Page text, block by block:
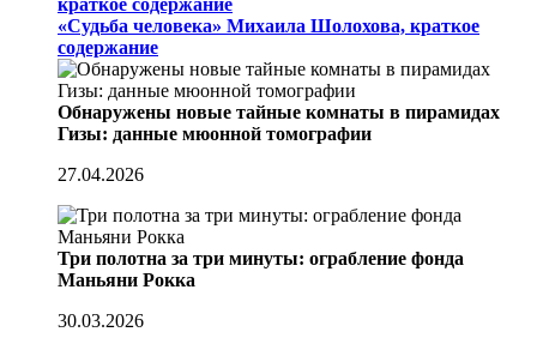
краткое содержание
«Судьба человека» Михаила Шолохова, краткое
содержание
Обнаружены новые тайные комнаты в пирамидах
Гизы: данные мюонной томографии
27.04.2026
Три полотна за три минуты: ограбление фонда
Маньяни Рокка
30.03.2026